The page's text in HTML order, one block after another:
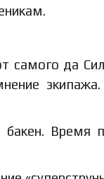
самого да
Время